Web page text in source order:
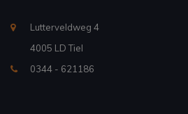
Lutterveldweg 4
4005 LD Tiel
0344 - 621186